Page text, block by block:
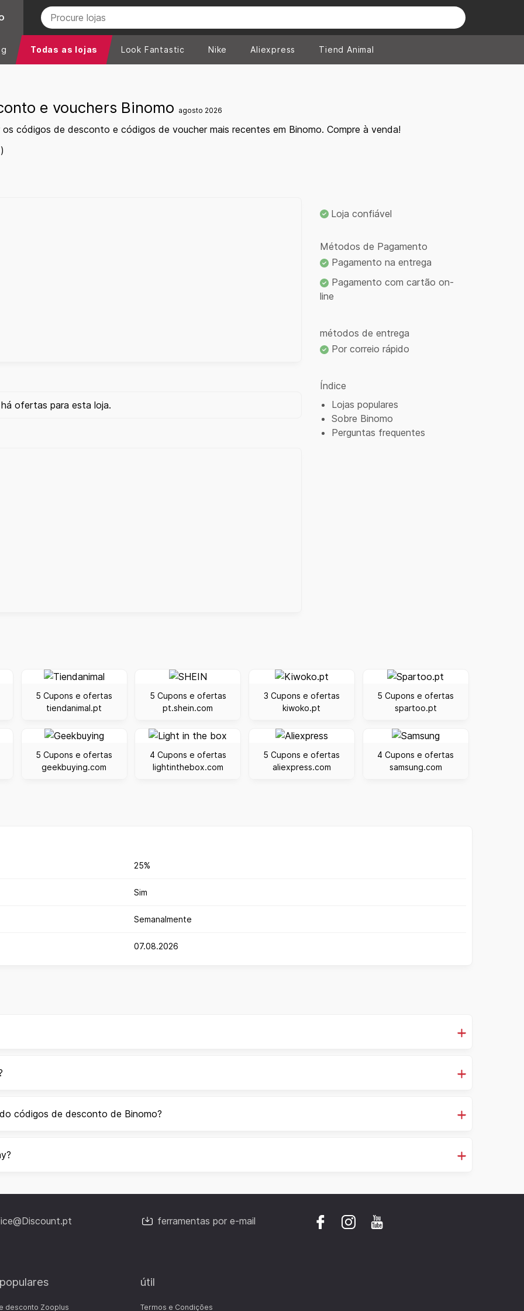
Todas as lojas Look Fantastic Nike Aliexpress Tiend Animal
e vouchers Binomo agosto 2026
códigos de desconto e códigos de voucher mais recentes em Binomo. Compre à venda!
ofertas para esta loja.
Loja confiável
Métodos de Pagamento
Pagamento na entrega
Pagamento com cartão on-
line
métodos de entrega
Por correio rápido
Índice
Lojas populares
Sobre Binomo
Perguntas frequentes
5 Cupons e ofertas
tiendanimal.pt
5 Cupons e ofertas
pt.shein.com
3 Cupons e ofertas
kiwoko.pt
5 Cupons e ofertas
spartoo.pt
5 Cupons e ofertas
geekbuying.com
4 Cupons e ofertas
lightinthebox.com
5 Cupons e ofertas
aliexpress.com
4 Cupons e ofertas
samsung.com
25%
Sim
Semanalmente
07.08.2026
códigos de desconto de Binomo?
ferramentas por e-mail
desconto Zooplus
útil
Termos e Condições